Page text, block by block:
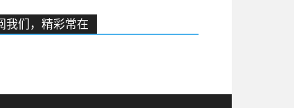
我们，精彩常在